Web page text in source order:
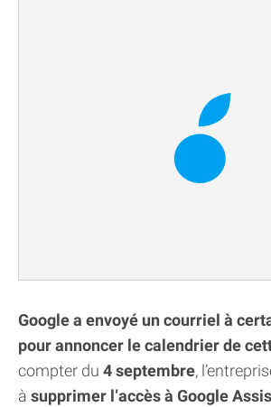
Google a envoyé un courriel à
pour annoncer le calendrier de
compter du 4 septembre,
à supprimer l’accès à Google